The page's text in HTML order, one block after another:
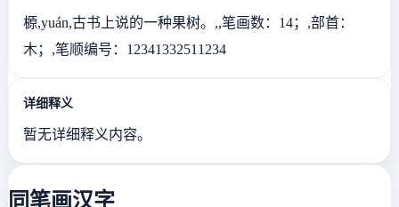
榞,yuán,古书上说的一种果树。,,笔画数：14；,部首：
木；,笔顺编号：12341332511234
详细释义
暂无详细释义内容。
同笔画汉字